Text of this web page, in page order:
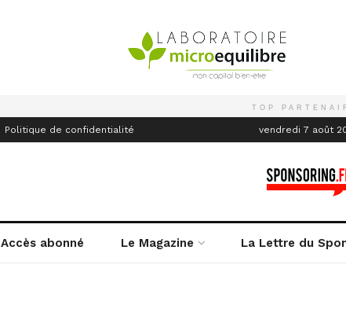
TOP
Politique de confidentialité vendredi 7 août
Accès abonné Le Magazine La Lettre du